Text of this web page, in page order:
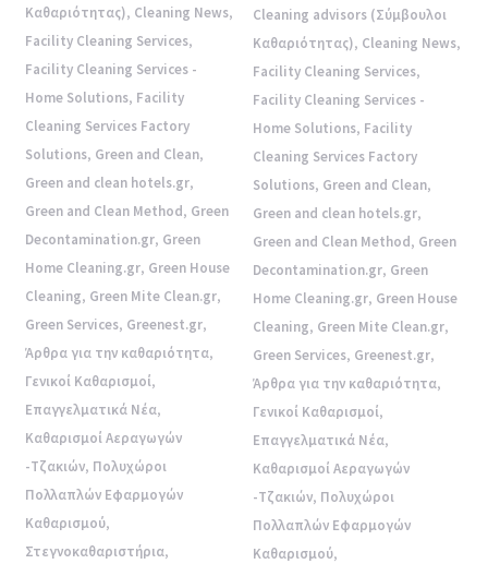
Καθαριότητας), Cleaning News,
Facility Cleaning Services,
Facility Cleaning Services -
Home Solutions, Facility
Cleaning Services Factory
Solutions, Green and Clean,
Green and clean hotels.gr,
Green and Clean Method, Green
Decontamination.gr, Green
Home Cleaning.gr, Green House
Cleaning, Green Mite Clean.gr,
Green Services, Greenest.gr,
Άρθρα για την καθαριότητα,
Γενικοί Καθαρισμοί,
Επαγγελματικά Νέα,
Καθαρισμοί Αεραγωγών
-Τζακιών, Πολυχώροι
Πολλαπλών Εφαρμογών
Καθαρισμού,
Στεγνοκαθαριστήρια,
Cleaning advisors (Σύμβουλοι
Καθαριότητας), Cleaning News,
Facility Cleaning Services,
Facility Cleaning Services -
Home Solutions, Facility
Cleaning Services Factory
Solutions, Green and Clean,
Green and clean hotels.gr,
Green and Clean Method, Green
Decontamination.gr, Green
Home Cleaning.gr, Green House
Cleaning, Green Mite Clean.gr,
Green Services, Greenest.gr,
Άρθρα για την καθαριότητα,
Γενικοί Καθαρισμοί,
Επαγγελματικά Νέα,
Καθαρισμοί Αεραγωγών
-Τζακιών, Πολυχώροι
Πολλαπλών Εφαρμογών
Καθαρισμού,